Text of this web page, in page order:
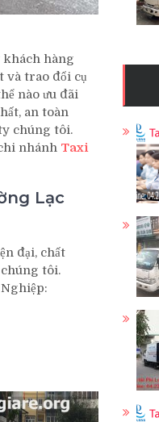
khách hàng
và trao đổi cụ
nào ưu đãi
an toàn
chúng tôi.
nhánh Taxi
Lạc
đại, chất
tôi.